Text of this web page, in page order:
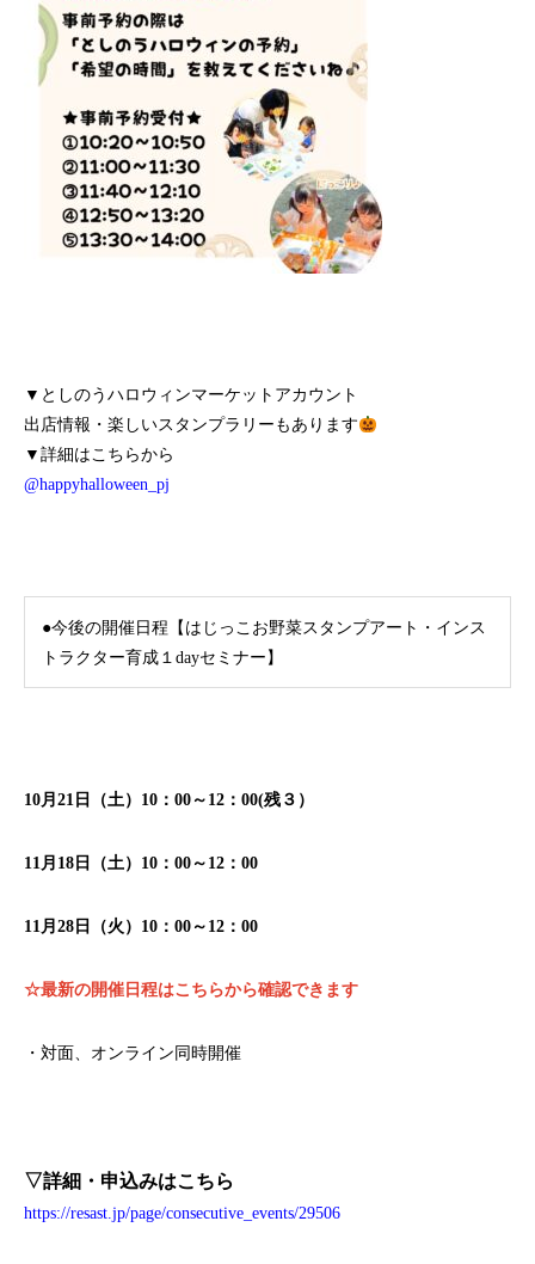
▼としのうハロウィンマーケットアカウント
出店情報・楽しいスタンプラリーもあります
▼詳細はこちらから
@happyhalloween_pj
●今後の開催日程【はじっこお野菜スタンプアート・インス
トラクター育成１dayセミナー】
10月21日（土）10：00～12：00(残３）
11月18日（土）10：00～12：00
11月28日（火）10：00～12：00
☆最新の開催日程はこちらから確認できます
・対面、オンライン同時開催
▽詳細・申込みはこちら
https://resast.jp/page/consecutive_events/29506